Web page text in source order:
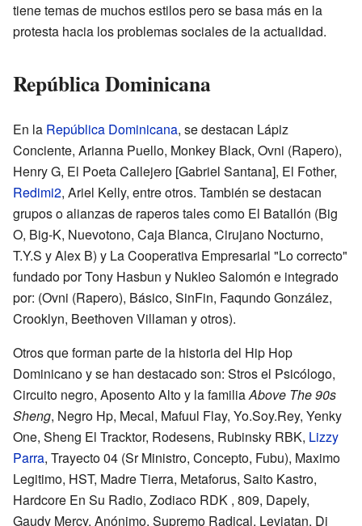
tiene temas de muchos estilos pero se basa más en la
protesta hacia los problemas sociales de la actualidad.
República Dominicana
En la República Dominicana, se destacan Lápiz
Conciente, Arianna Puello, Monkey Black, Ovni (Rapero),
Henry G, El Poeta Callejero [Gabriel Santana], El Fother,
Redimi2, Ariel Kelly, entre otros. También se destacan
grupos o alianzas de raperos tales como El Batallón (Big
O, Big-K, Nuevotono, Caja Blanca, Cirujano Nocturno,
T.Y.S y Alex B) y La Cooperativa Empresarial "Lo correcto"
fundado por Tony Hasbun y Nukleo Salomón e integrado
por: (Ovni (Rapero), Básico, SinFin, Faqundo González,
Crooklyn, Beethoven Villaman y otros).
Otros que forman parte de la historia del Hip Hop
Dominicano y se han destacado son: Stros el Psicólogo,
Circuito negro, Aposento Alto y la familiaAbove The 90s
Sheng, Negro Hp, Mecal, Mafuul Flay, Yo.Soy.Rey, Yenky
One, Sheng El Tracktor, Rodesens, Rubinsky RBK, Lizzy
Parra, Trayecto 04 (Sr Ministro, Concepto, Fubu), Maximo
Legitimo, HST, Madre Tierra, Metaforus, Saito Kastro,
Hardcore En Su Radio, Zodiaco RDK , 809, Dapely,
Gaudy Mercy, Anónimo, Supremo Radical, Leviatan, Dj